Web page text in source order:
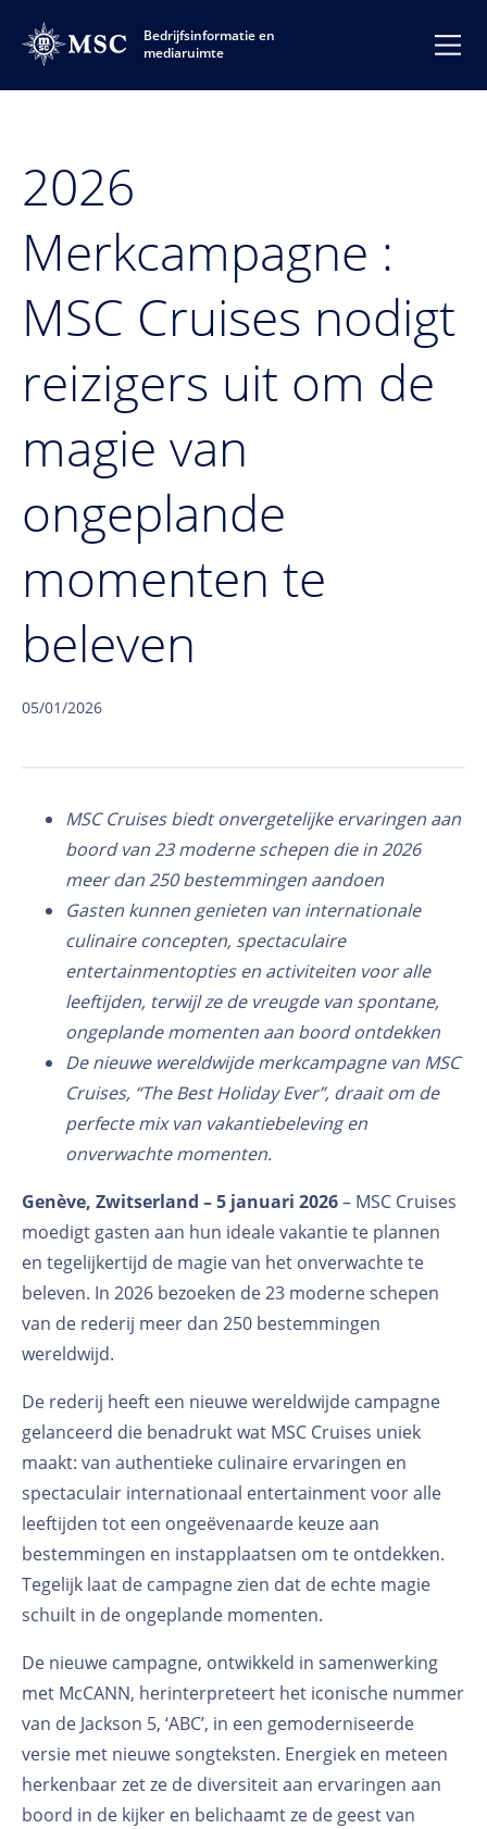
Bedrijfsinformatie en
mediaruimte
2026
Merkcampagne :
MSC Cruises nodigt
reizigers uit om de
magie van
ongeplande
momenten te
beleven
05/01/2026
MSC Cruises biedt onvergetelijke ervaringen aan
boord van 23 moderne schepen die in 2026
meer dan 250 bestemmingen aandoen
Gasten kunnen genieten van internationale
culinaire concepten, spectaculaire
entertainmentopties en activiteiten voor alle
leeftijden, terwijl ze de vreugde van spontane,
ongeplande momenten aan boord ontdekken
De nieuwe wereldwijde merkcampagne van MSC
Cruises, “The Best Holiday Ever”, draait om de
perfecte mix van vakantiebeleving en
onverwachte momenten.
Genève, Zwitserland – 5 januari 2026– MSC Cruises
moedigt gasten aan hun ideale vakantie te plannen
en tegelijkertijd de magie van het onverwachte te
beleven. In 2026 bezoeken de 23 moderne schepen
van de rederij meer dan 250 bestemmingen
wereldwijd.
De rederij heeft een nieuwe wereldwijde campagne
gelanceerd die benadrukt wat MSC Cruises uniek
maakt: van authentieke culinaire ervaringen en
spectaculair internationaal entertainment voor alle
leeftijden tot een ongeëvenaarde keuze aan
bestemmingen en instapplaatsen om te ontdekken.
Tegelijk laat de campagne zien dat de echte magie
schuilt in de ongeplande momenten.
De nieuwe campagne, ontwikkeld in samenwerking
met McCANN, herinterpreteert het iconische nummer
van de Jackson 5, ‘ABC’, in een gemoderniseerde
versie met nieuwe songteksten. Energiek en meteen
herkenbaar zet ze de diversiteit aan ervaringen aan
boord in de kijker en belichaamt ze de geest van